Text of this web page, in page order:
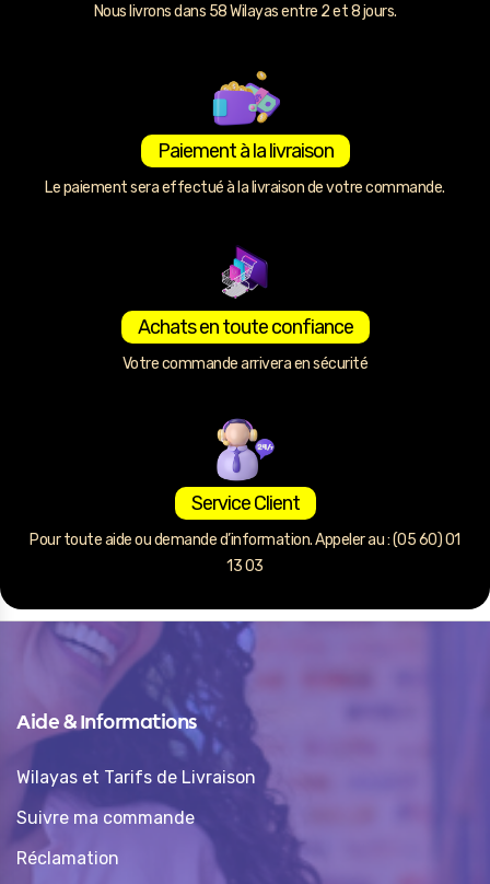
Nous livrons dans 58 Wilayas entre 2 et 8 jours.
Paiement à la livraison
Le paiement sera effectué à la livraison de votre commande.
Achats en toute confiance
Votre commande arrivera en sécurité
Service Client
Pour toute aide ou demande d’information. Appeler au : (05 60) 01
13 03
Aide & Informations
Wilayas et Tarifs de Livraison
Suivre ma commande
Réclamation